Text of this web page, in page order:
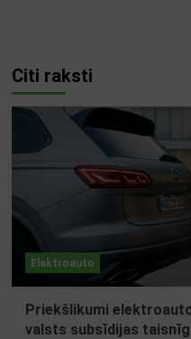
Citi raksti
Elektroauto
Priekšlikumi
valsts subsīdijas